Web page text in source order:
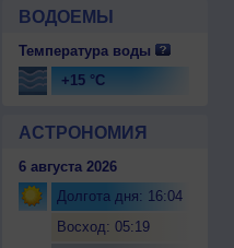
ВОДОЕМЫ
Температура воды
+15 °C
АСТРОНОМИЯ
6 августа 2026
Долгота дня: 16:04
Восход: 05:19